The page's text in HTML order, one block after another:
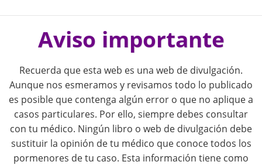
P
a
Aviso importante
Recuerda que esta web es una web de divulgación.
Aunque nos esmeramos y revisamos todo lo publicado
es posible que contenga algún error o que no aplique a
casos particulares. Por ello, siempre debes consultar
con tu médico. Ningún libro o web de divulgación debe
sustituir la opinión de tu médico que conoce todos los
pormenores de tu caso. Esta información tiene como